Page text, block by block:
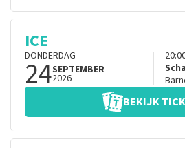
ICE
DONDERDAG
24SEPTEMBER
2026
BEKIJK